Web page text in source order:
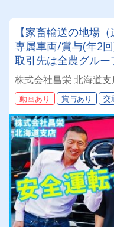
【家畜輸送の地場
専属車両/賞与(年2
取引先は全農グル
心の待遇です☆当社
上位14位には毎月
株式会社昌栄 北海道支
動画あり 賞与あり 交